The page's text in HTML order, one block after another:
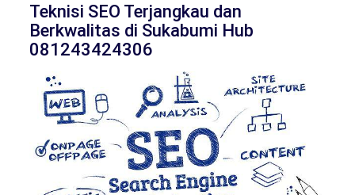
Teknisi SEO Terjangkau dan
Berkwalitas di Sukabumi Hub
081243424306